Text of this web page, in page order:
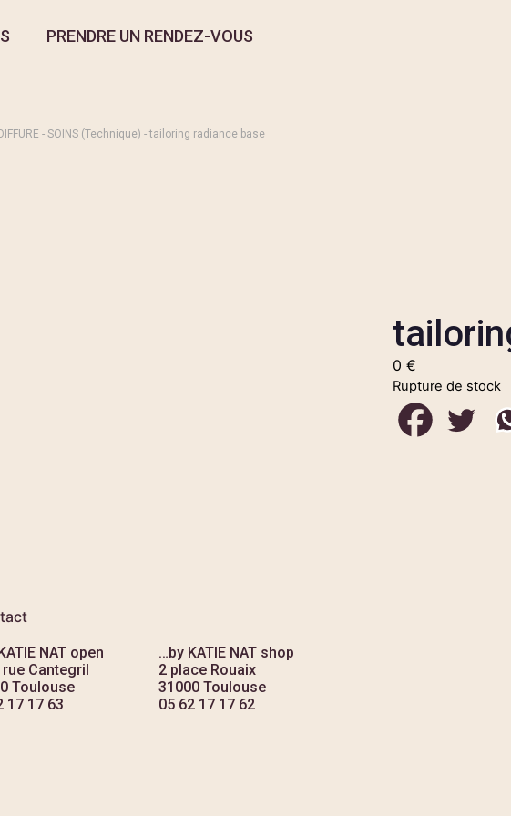
PRENDRE UN RENDEZ-VOUS
- SOINS (Technique) - tailoring radiance base
0 €
Rupture de stock
NAT open
rue Cantegril
Toulouse
17 17 63
…by KATIE NAT shop
2 place Rouaix
31000 Toulouse
05 62 17 17 62